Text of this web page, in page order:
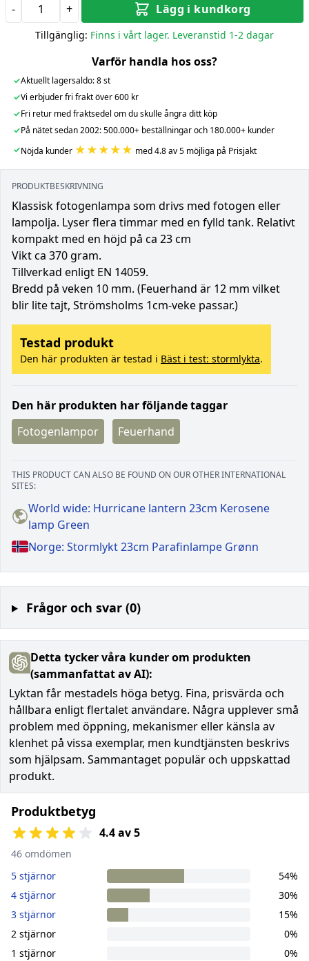
- + Lägg i kundkorg
Tillgänglig: Finns i vårt lager. Leveranstid 1-2 dagar
Varför handla hos oss?
✓Aktuellt lagersaldo: 8 st
✓Vi erbjuder fri frakt över 600 kr
✓Fri retur med fraktsedel om du skulle ångra ditt köp
✓På nätet sedan 2002: 500.000+ beställningar och 180.000+ kunder
✓Nöjda kunder ★★★★★ med 4.8 av 5 möjliga på Prisjakt
PRODUKTBESKRIVNING
Klassisk fotogenlampa som drivs med fotogen eller
lampolja. Lyser flera timmar med en fylld tank. Relativt
kompakt med en höjd på ca 23 cm
Vikt ca 370 gram.
Tillverkad enligt EN 14059.
Bredd på veken 10 mm. (Feuerhand är 12 mm vilket
blir lite tajt, Strömsholms 1cm-veke passar.)
Testad produkt
Den här produkten är testad i Bäst i test: stormlykta.
Den här produkten har följande taggar
Fotogenlampor
Feuerhand
THIS PRODUCT CAN ALSO BE FOUND ON OUR OTHER INTERNATIONAL
SITES:
World wide: Hurricane lantern 23cm Kerosene
lamp Green
Norge: Stormlykt 23cm Parafinlampe Grønn
Frågor och svar (0)
Detta tycker våra kunder om produkten
(sammanfattat av AI):
Lyktan får mestadels höga betyg. Fina, prisvärda och
hållbara enligt flertalet användare. Några upplever små
problem med öppning, mekanismer eller känsla av
klenhet på vissa exemplar, men kundtjänsten beskrivs
som hjälpsam. Sammantaget populär och uppskattad
produkt.
Produktbetyg
4.4 av 5
46 omdömen
5 stjärnor
54%
4 stjärnor
30%
3 stjärnor
15%
2 stjärnor
0%
1 stjärnor
0%